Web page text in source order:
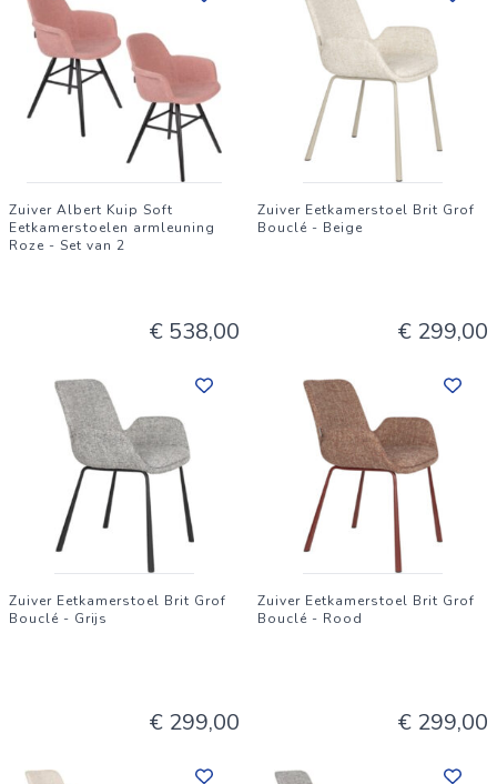
Zuiver Albert Kuip Soft
Eetkamerstoelen armleuning
Roze - Set van 2
€ 538,00
Zuiver Eetkamerstoel Brit Grof
Bouclé - Beige
€ 299,00
Zuiver Eetkamerstoel Brit Grof
Bouclé - Grijs
€ 299,00
Zuiver Eetkamerstoel Brit Grof
Bouclé - Rood
€ 299,00